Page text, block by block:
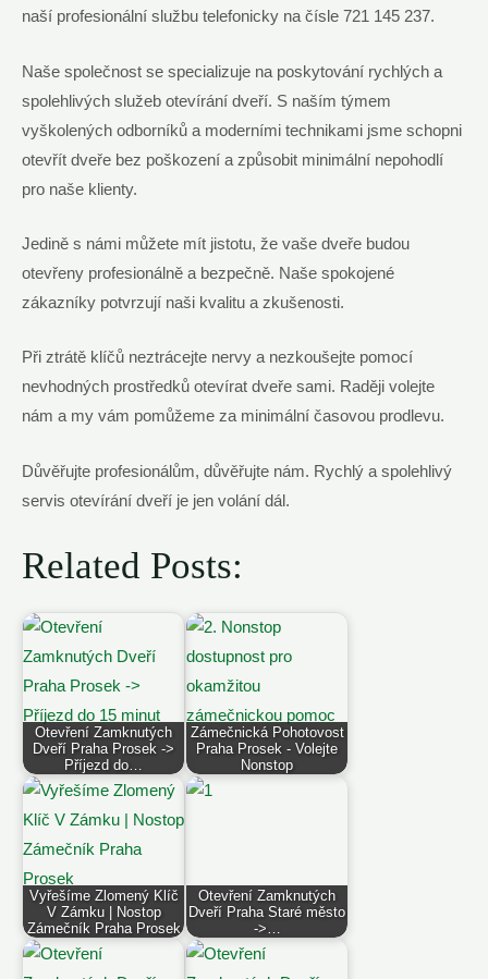
naší profesionální službu telefonicky na čísle 721 145 237.
Naše společnost se specializuje na poskytování rychlých a
spolehlivých služeb otevírání dveří. S naším týmem
vyškolených odborníků a moderními technikami jsme schopni
otevřít dveře bez poškození a způsobit minimální nepohodlí
pro naše klienty.
Jedině s námi můžete mít jistotu, že vaše dveře budou
otevřeny profesionálně a bezpečně. Naše spokojené
zákazníky potvrzují naši kvalitu a zkušenosti.
Při ztrátě klíčů neztrácejte nervy a nezkoušejte pomocí
nevhodných prostředků otevírat dveře sami. Raději volejte
nám a my vám pomůžeme za minimální časovou prodlevu.
Důvěřujte profesionálům, důvěřujte nám. Rychlý a spolehlivý
servis otevírání dveří je jen volání dál.
Related Posts:
Otevření Zamknutých
Dveří Praha Prosek ->
Příjezd do…
Zámečnická Pohotovost
Praha Prosek - Volejte
Nonstop
Vyřešíme Zlomený Klíč
V Zámku | Nostop
Zámečník Praha Prosek
Otevření Zamknutých
Dveří Praha Staré město
->…